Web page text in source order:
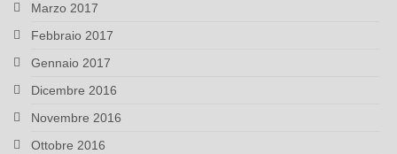
Marzo 2017
Febbraio 2017
Gennaio 2017
Dicembre 2016
Novembre 2016
Ottobre 2016